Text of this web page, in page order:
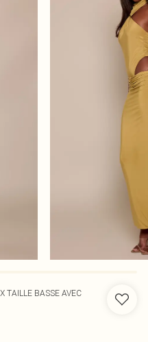
TAILLE BASSE AVEC